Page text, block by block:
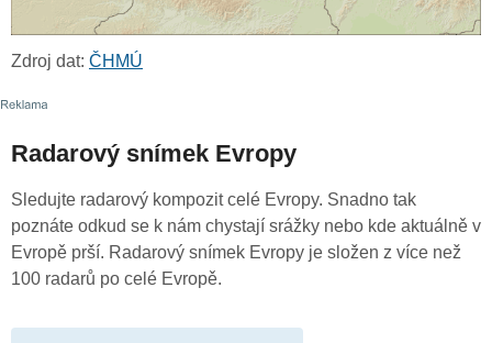
Zdroj dat: ČHMÚ
Radarový snímek Evropy
Sledujte radarový kompozit celé Evropy. Snadno tak
poznáte odkud se k nám chystají srážky nebo kde aktuálně v
Evropě prší. Radarový snímek Evropy je složen z více než
100 radarů po celé Evropě.